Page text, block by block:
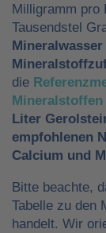
Milligramm pro
Tausendstel
die
Mineralstoffen
Liter
empfohlenen
Calcium und
Bitte beachte,
Tabelle zu den
handelt. Wir